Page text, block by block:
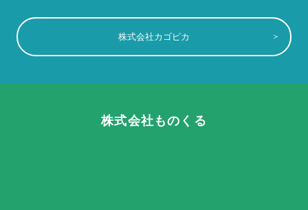
株式会社カゴピカ
株式会社ものくる